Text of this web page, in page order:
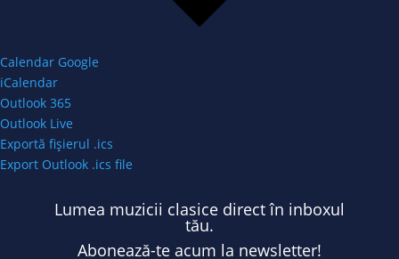
Calendar Google
iCalendar
Outlook 365
Outlook Live
Exportă fișierul .ics
Export Outlook .ics file
Lumea muzicii clasice direct în inboxul
tău.
Abonează-te acum la newsletter!